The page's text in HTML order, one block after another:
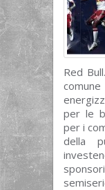
Red
per le
per i
della